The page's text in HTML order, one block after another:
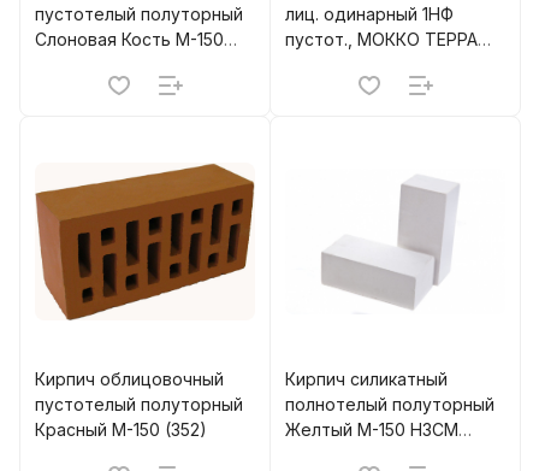
пустотелый полуторный
Слоновая Кость M-150
лиц. одинарный 1НФ
пустот., МОККО ТЕРРА
(480 шт.)
Кирпич облицовочный
пустотелый полуторный
Красный M-150 (352)
Кирпич силикатный
полнотелый полуторный
Желтый М-150 НЗСМ